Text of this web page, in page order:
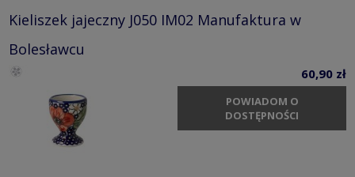
Kieliszek jajeczny J050 IM02 Manufaktura w
Bolesławcu
60,90 zł
POWIADOM O
DOSTĘPNOŚCI